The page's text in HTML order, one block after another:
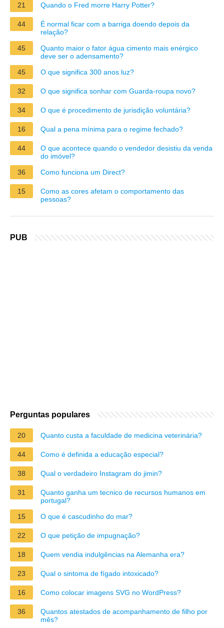
21 Quando o Fred morre Harry Potter?
44
É normal ficar com a barriga doendo depois da
relação?
45
Quanto maior o fator água cimento mais enérgico
deve ser o adensamento?
45
O que significa 300 anos luz?
32 O que significa sonhar com Guarda-roupa novo?
34 O que é procedimento de jurisdição voluntária?
16 Qual a pena mínima para o regime fechado?
44
O que acontece quando o vendedor desistiu da venda
do imóvel?
36
Como funciona um Direct?
15
Como as cores afetam o comportamento das
pessoas?
PUB
Perguntas populares
20 Quanto custa a faculdade de medicina veterinária?
44 Como é definida a educação especial?
38 Qual o verdadeiro Instagram do jimin?
31
Quanto ganha um tecnico de recursos humanos em
portugal?
15
O que é cascudinho do mar?
22 O que petição de impugnação?
18 Quem vendia indulgências na Alemanha era?
23 Qual o sintoma de fígado intoxicado?
16 Como colocar imagens SVG no WordPress?
36
Quantos atestados de acompanhamento de filho por
mês?